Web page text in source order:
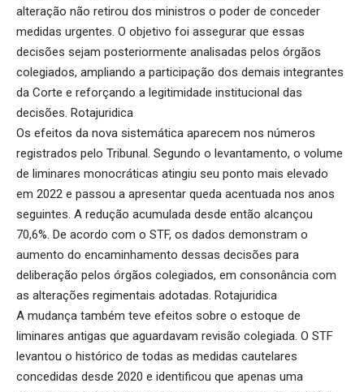
alteração não retirou dos ministros o poder de conceder
medidas urgentes. O objetivo foi assegurar que essas
decisões sejam posteriormente analisadas pelos órgãos
colegiados, ampliando a participação dos demais integrantes
da Corte e reforçando a legitimidade institucional das
decisões. Rotajuridica
Os efeitos da nova sistemática aparecem nos números
registrados pelo Tribunal. Segundo o levantamento, o volume
de liminares monocráticas atingiu seu ponto mais elevado
em 2022 e passou a apresentar queda acentuada nos anos
seguintes. A redução acumulada desde então alcançou
70,6%. De acordo com o STF, os dados demonstram o
aumento do encaminhamento dessas decisões para
deliberação pelos órgãos colegiados, em consonância com
as alterações regimentais adotadas. Rotajuridica
A mudança também teve efeitos sobre o estoque de
liminares antigas que aguardavam revisão colegiada. O STF
levantou o histórico de todas as medidas cautelares
concedidas desde 2020 e identificou que apenas uma